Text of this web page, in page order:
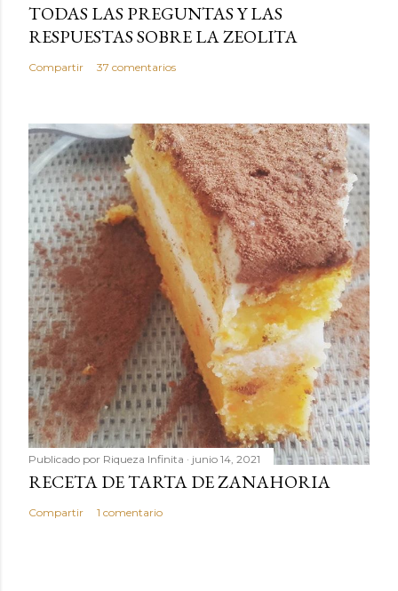
TODAS LAS PREGUNTAS Y LAS
RESPUESTAS SOBRE LA ZEOLITA
Compartir 37 comentarios
Publicado por Riqueza Infinita junio 14, 2021
RECETA DE TARTA DE ZANAHORIA
Compartir 1 comentario